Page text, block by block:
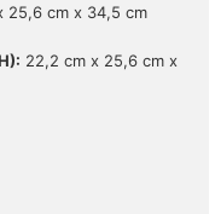
25,6 cm x 34,5 cm
22,2 cm x 25,6 cm x